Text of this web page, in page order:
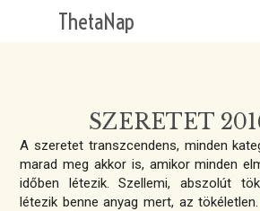
ThetaNap
SZERETET
A szeretet transzcendens, minden
marad meg akkor is, amikor minden
időben létezik. Szellemi, abszolút
létezik benne anyag mert, az